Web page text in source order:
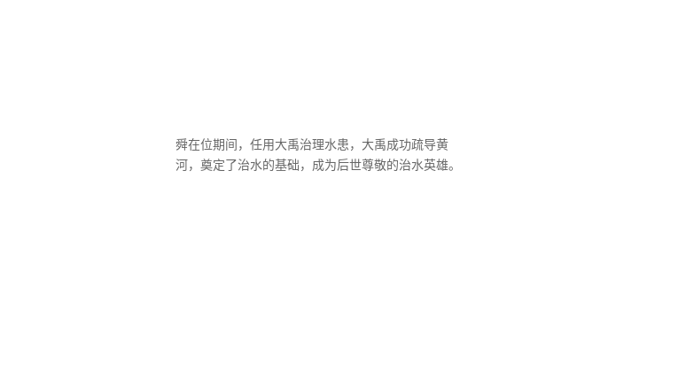
舜在位期间，任用大禹治理水患，大禹成功疏导黄
河，奠定了治水的基础，成为后世尊敬的治水英雄。